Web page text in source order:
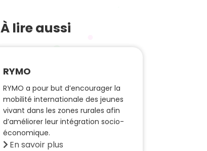
À lire aussi
RYMO
RYMO a pour but d’encourager la
mobilité internationale des jeunes
vivant dans les zones rurales afin
d’améliorer leur intégration socio-
économique.
En savoir plus